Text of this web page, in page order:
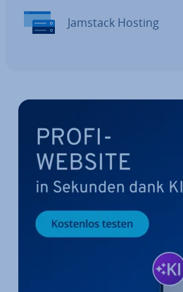
Jamstack Hosting